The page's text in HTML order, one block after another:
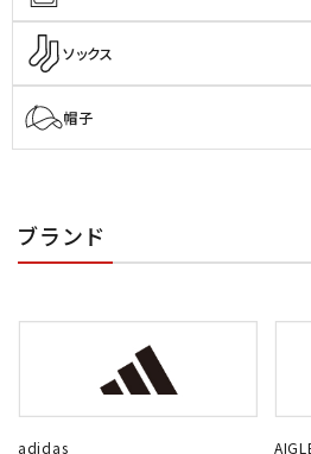
ソックス
帽子
ブランド
adidas